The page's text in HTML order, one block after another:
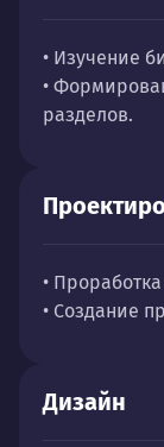
• Изучение
•
разделов.
•
• Создание
Дизайн